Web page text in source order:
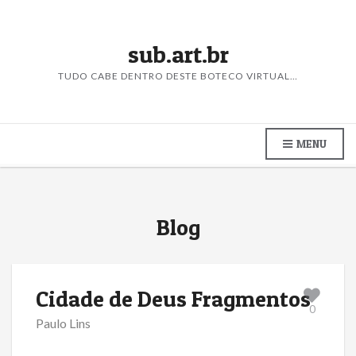
sub.art.br
TUDO CABE DENTRO DESTE BOTECO VIRTUAL…
MENU
Blog
Cidade de Deus Fragmentos0
Paulo Lins